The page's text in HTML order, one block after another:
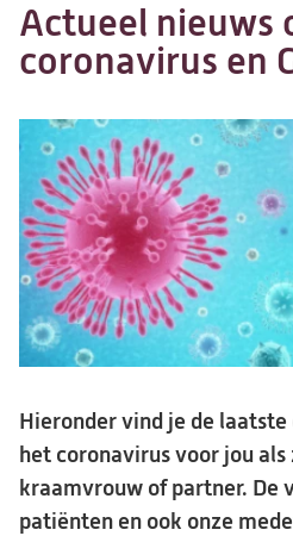
Actueel nieuws
coronavirus en
Hieronder vind je de
het coronavirus voor jou als
kraamvrouw of partner. De
patiënten en ook onze